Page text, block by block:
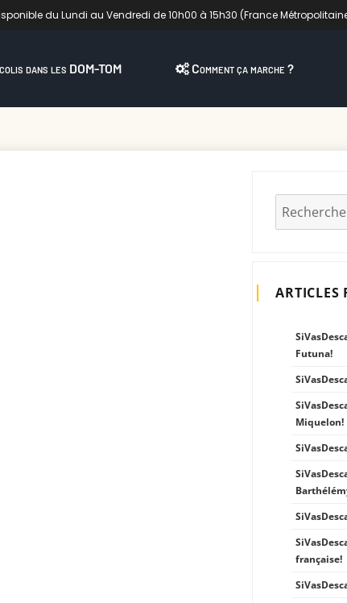
du Lundi au Vendredi de 10h00 à 15h30 (France
dans les DOM-TOM Comment ça marche ?
Recherche
pour
ARTICLES
Futuna!
Miquelon!
française!